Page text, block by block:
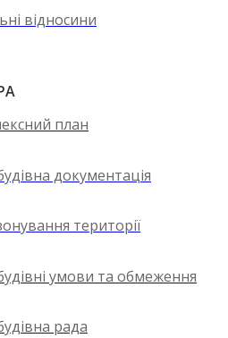
відносини
план
документація
території
умови та обмеження
рада